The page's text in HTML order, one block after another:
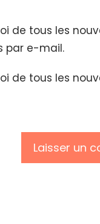
de tous les
par e-mail.
de tous les